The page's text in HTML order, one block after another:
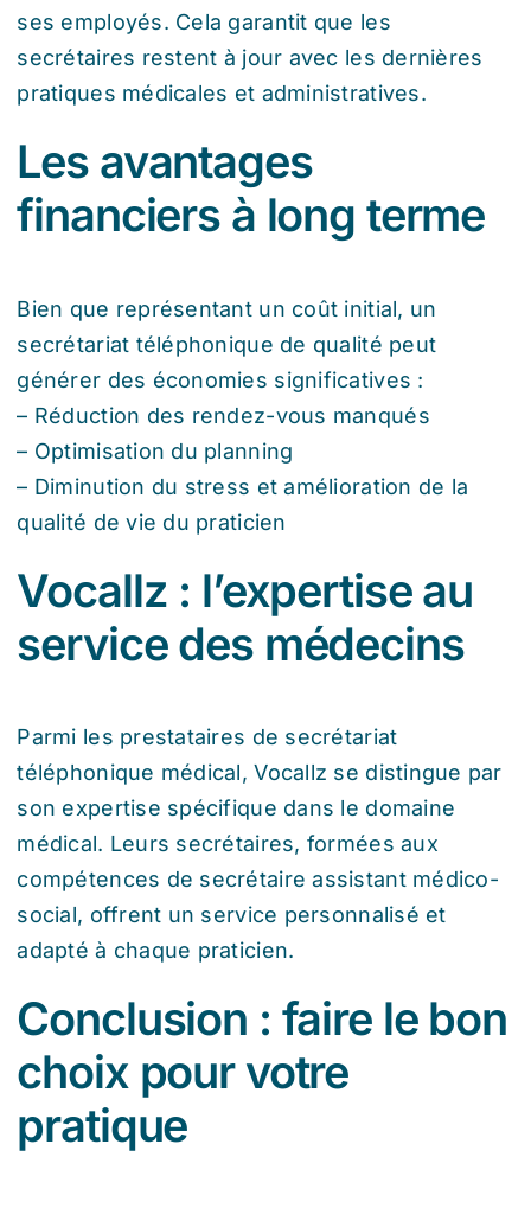
ses employés. Cela garantit que les
secrétaires restent à jour avec les dernières
pratiques médicales et administratives.
Les avantages
financiers à long terme
Bien que représentant un coût initial, un
secrétariat téléphonique de qualité peut
générer des économies significatives :
– Réduction des rendez-vous manqués
– Optimisation du planning
– Diminution du stress et amélioration de la
qualité de vie du praticien
Vocallz : l’expertise au
service des médecins
Parmi les prestataires de secrétariat
téléphonique médical, Vocallz se distingue par
son expertise spécifique dans le domaine
médical. Leurs secrétaires, formées aux
compétences de secrétaire assistant médico-
social, offrent un service personnalisé et
adapté à chaque praticien.
Conclusion : faire le bon
choix pour votre
pratique